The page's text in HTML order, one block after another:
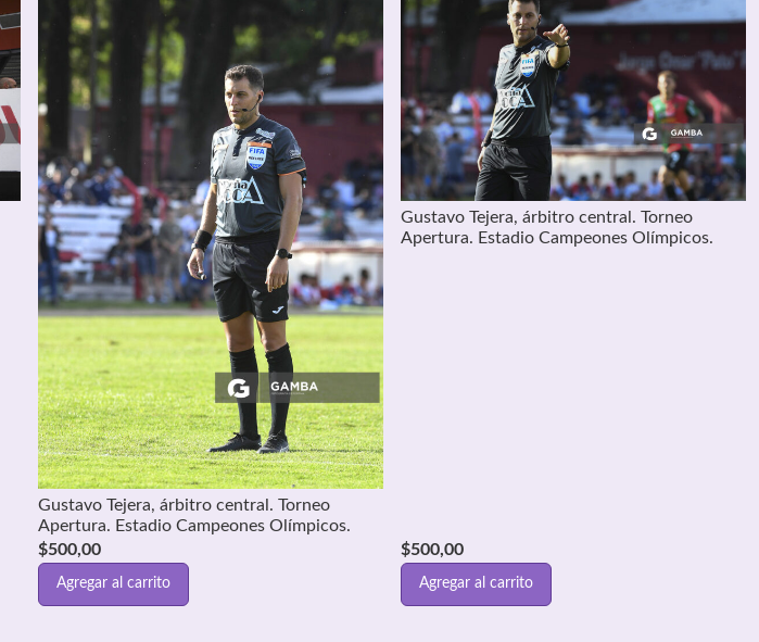
Gustavo Tejera, árbitro central. Torneo
Apertura. Estadio Campeones Olímpicos.
$500,00
Agregar al carrito
Gustavo Tejera, árbitro central. Torneo
Apertura. Estadio Campeones Olímpicos.
$500,00
Agregar al carrito